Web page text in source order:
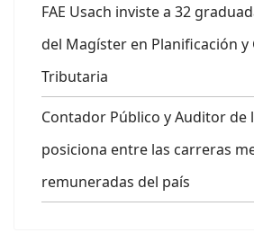
FAE Usach inviste a 32
del Magíster en Planificación y
Tributaria
Contador Público y Auditor de
posiciona entre las carreras
remuneradas del país